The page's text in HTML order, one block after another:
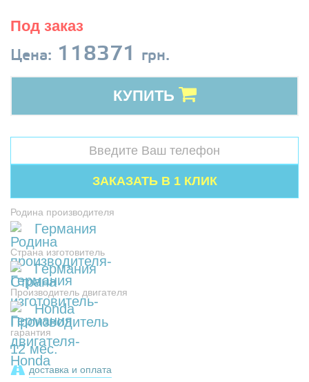
Под заказ
Цена: 118371 грн.
КУПИТЬ
Родина производителя
Германия
Страна изготовитель
Германия
Производитель двигателя
Honda
гарантия
12 мес.
доставка и оплата